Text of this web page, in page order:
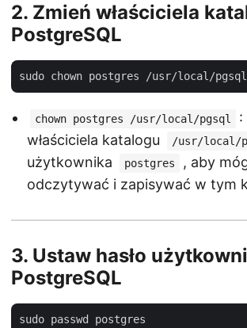
2. Zmień właściciela
PostgreSQL
chown postgres /usr/local/pgsql
:
właściciela katalogu
/usr/local/
użytkownika
postgres
, aby
odczytywać i zapisywać w tym
3. Ustaw hasło
PostgreSQL